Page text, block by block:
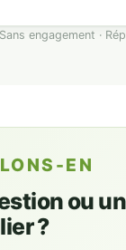
engagement ·
EN
ou
?